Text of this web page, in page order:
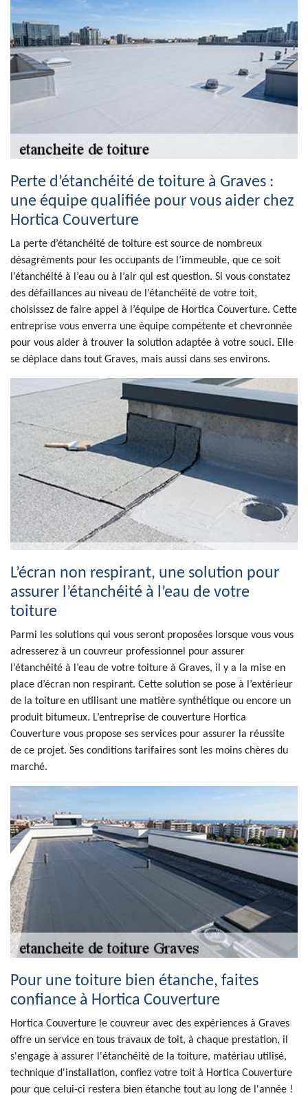
Perte d’étanchéité de toiture à Graves :
une équipe qualifiée pour vous aider chez
Hortica Couverture
La perte d’étanchéité de toiture est source de nombreux
désagréments pour les occupants de l’immeuble, que ce soit
l’étanchéité à l’eau ou à l’air qui est question. Si vous constatez
des défaillances au niveau de l’étanchéité de votre toit,
choisissez de faire appel à l’équipe de Hortica Couverture. Cette
entreprise vous enverra une équipe compétente et chevronnée
pour vous aider à trouver la solution adaptée à votre souci. Elle
se déplace dans tout Graves, mais aussi dans ses environs.
L’écran non respirant, une solution pour
assurer l’étanchéité à l’eau de votre
toiture
Parmi les solutions qui vous seront proposées lorsque vous vous
adresserez à un couvreur professionnel pour assurer
l’étanchéité à l’eau de votre toiture à Graves, il y a la mise en
place d’écran non respirant. Cette solution se pose à l’extérieur
de la toiture en utilisant une matière synthétique ou encore un
produit bitumeux. L’entreprise de couverture Hortica
Couverture vous propose ses services pour assurer la réussite
de ce projet. Ses conditions tarifaires sont les moins chères du
marché.
Pour une toiture bien étanche, faites
confiance à Hortica Couverture
Hortica Couverture le couvreur avec des expériences à Graves
offre un service en tous travaux de toit, à chaque prestation, il
s'engage à assurer l'étanchéité de la toiture, matériau utilisé,
technique d'installation, confiez votre toit à Hortica Couverture
pour que celui-ci restera bien étanche tout au long de l'année !